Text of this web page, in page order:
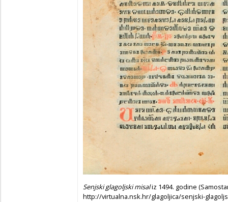
Senjski glagoljski misaliz 1494. godine
http://virtualna.nsk.hr/glagoljica/senjski-